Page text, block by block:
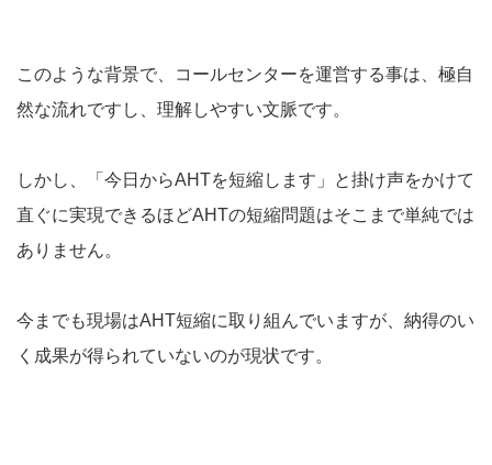
このような背景で、コールセンターを運営する事は、極自
然な流れですし、理解しやすい文脈です。
しかし、「今日からAHTを短縮します」と掛け声をかけて
直ぐに実現できるほどAHTの短縮問題はそこまで単純では
ありません。
今までも現場はAHT短縮に取り組んでいますが、納得のい
く成果が得られていないのが現状です。